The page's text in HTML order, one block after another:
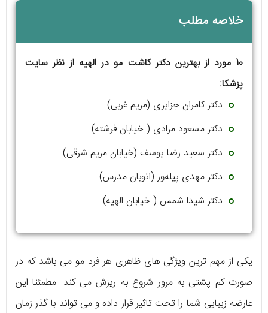
خلاصه مطلب
10 مورد از بهترین دکتر کاشت مو در الهیه از نظر سایت
پزشکا:
دکتر کامران جزایری (مریم غربی)
دکتر مسعود مرادی ( خیابان فرشته)
دکتر سعید رضا یوسف (خیابان مریم شرقی)
دکتر مهدی پیله‌ور (اتوبان مدرس)
دکتر شیدا شمس ( خیابان الهیه)
یکی از مهم ترین ویژگی‌ های ظاهری هر فرد مو می‌ باشد که در
صورت کم پشتی به مرور شروع به ریزش می‌ کند. مطمئنا این
عارضه زیبایی شما را تحت تاثیر قرار داده و می‌ تواند با گذر زمان